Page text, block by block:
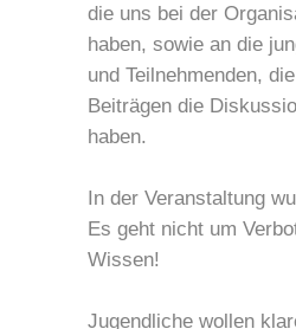
die uns bei der
haben, sowie an die
und Teilnehmenden,
Beiträgen die
haben.
In der Veranstaltung
Es geht nicht um
Wissen!
Jugendliche wollen